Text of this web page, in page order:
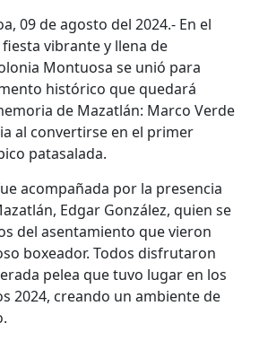
09 de agosto del 2024.- En el
vibrante y llena de
Montuosa se unió para
histórico que quedará
de Mazatlán: Marco Verde
al convertirse en el primer
patasalada.
acompañada por la presencia
Edgar González, quien se
del asentamiento que vieron
boxeador. Todos disfrutaron
pelea que tuvo lugar en los
2024, creando un ambiente de